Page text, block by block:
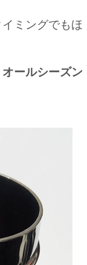
ミングでもほ
オールシーズン